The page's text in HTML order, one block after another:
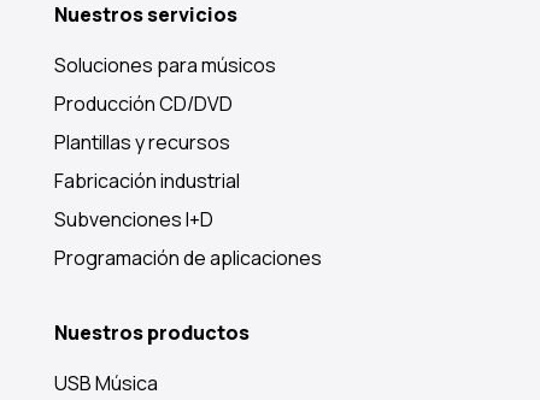
Nuestros servicios
Soluciones para músicos
Producción CD/DVD
Plantillas y recursos
Fabricación industrial
Subvenciones I+D
Programación de aplicaciones
Nuestros productos
USB Música